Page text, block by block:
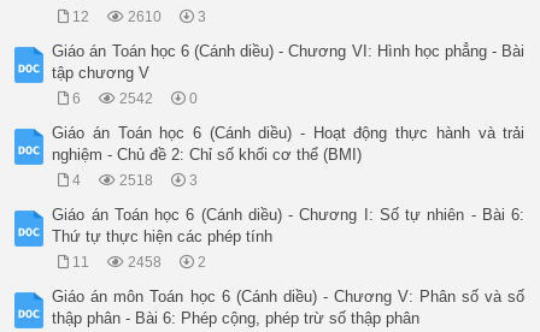
12 2610 3
Giáo án Toán học 6 (Cánh diều) - Chương VI: Hình học phẳng - Bài
tập chương V
6 2542 0
Giáo án Toán học 6 (Cánh diều) - Hoạt động thực hành và trải
nghiệm - Chủ đề 2: Chỉ số khối cơ thể (BMI)
4 2518 3
Giáo án Toán học 6 (Cánh diều) - Chương I: Số tự nhiên - Bài 6:
Thứ tự thực hiện các phép tính
11 2458 2
Giáo án môn Toán học 6 (Cánh diều) - Chương V: Phân số và số
thập phân - Bài 6: Phép cộng, phép trừ số thập phân